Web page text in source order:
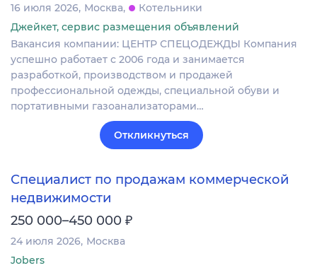
16 июля 2026 Москва
Котельники
Джейкет, сервис размещения объявлений
Вакансия компании: ЦЕНТР СПЕЦОДЕЖДЫ Компания
успешно работает с 2006 года и занимается
разработкой, производством и продажей
профессиональной одежды, специальной обуви и
портативными газоанализаторами…
Откликнуться
Специалист по продажам коммерческой
недвижимости
250 000–450 000 ₽
24 июля 2026 Москва
Jobers